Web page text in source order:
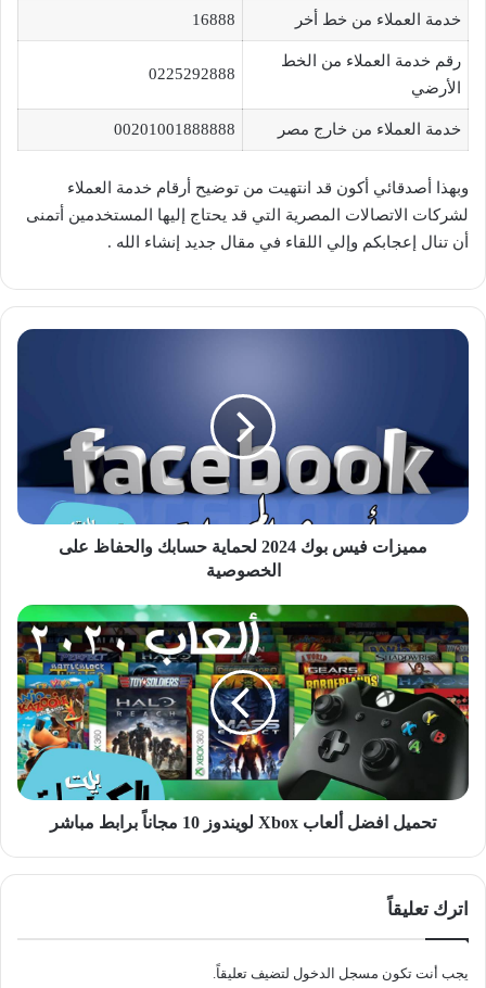
خدمة العملاء من خط أخر 16888
رقم خدمة العملاء من الخط
الأرضي
0225292888
خدمة العملاء من خارج مصر 00201001888888
وبهذا أصدقائي أكون قد انتهيت من توضيح أرقام خدمة العملاء
لشركات الاتصالات المصرية التي قد يحتاج إليها المستخدمين أتمنى
أن تنال إعجابكم وإلي اللقاء في مقال جديد إنشاء الله .
مميزات
حسابك
والحفاظ
على
الخصوصية
مميزات فيس بوك 2024 لحماية حسابك والحفاظ على
الخصوصية
تحميل
افضل
ألعاب
Xbox
لويندوز
10
مباشر
تحميل افضل ألعاب Xbox لويندوز 10 مجاناً برابط مباشر
اترك تعليقاً
يجب أنت تكون مسجل الدخول لتضيف تعليقاً.